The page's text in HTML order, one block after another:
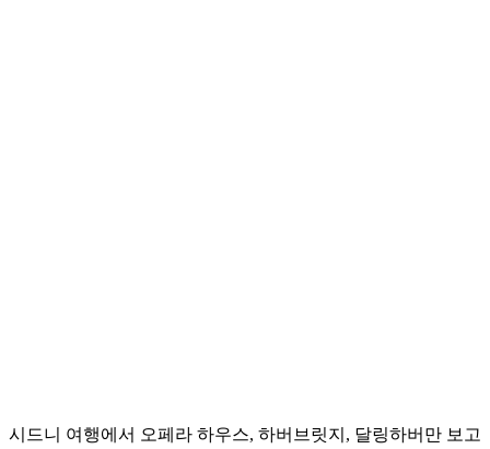
시드니 여행에서 오페라 하우스, 하버브릿지, 달링하버만 보고